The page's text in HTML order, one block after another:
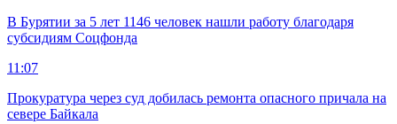
В Бурятии за 5 лет 1146 человек нашли работу благодаря
субсидиям Соцфонда
11:07
Прокуратура через суд добилась ремонта опасного причала на
севере Байкала